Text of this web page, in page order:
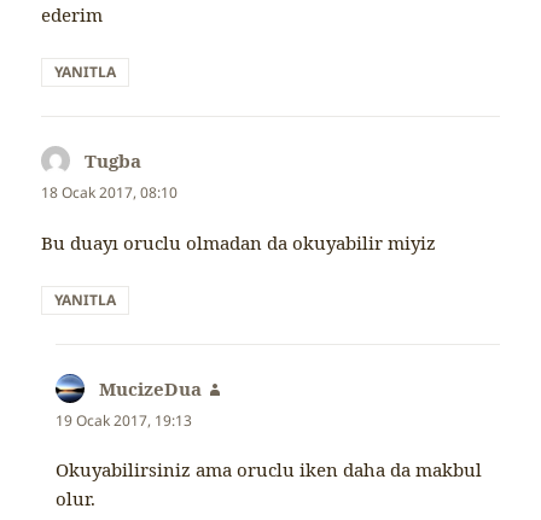
ederim
YANITLA
Tugba
ki:
18 Ocak 2017, 08:10
Bu duayı oruclu olmadan da okuyabilir miyiz
YANITLA
MucizeDua
19 Ocak 2017, 19:13
Okuyabilirsiniz ama oruclu iken daha da makbul
olur.